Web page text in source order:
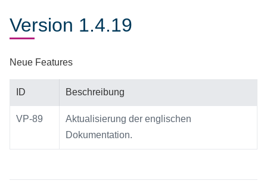
Version 1.4.19
Neue Features
ID Beschreibung
VP-89
Aktualisierung der englischen
Dokumentation.